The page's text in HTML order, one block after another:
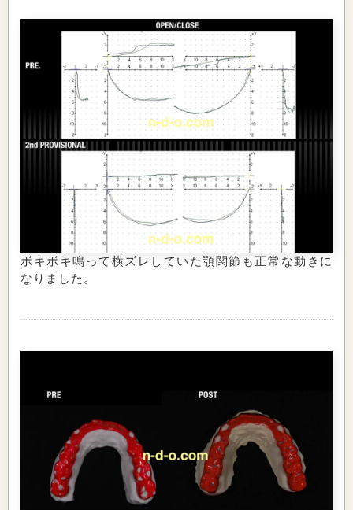
ボキボキ鳴って横ズレしていた顎関節も正常な動きに
なりました。